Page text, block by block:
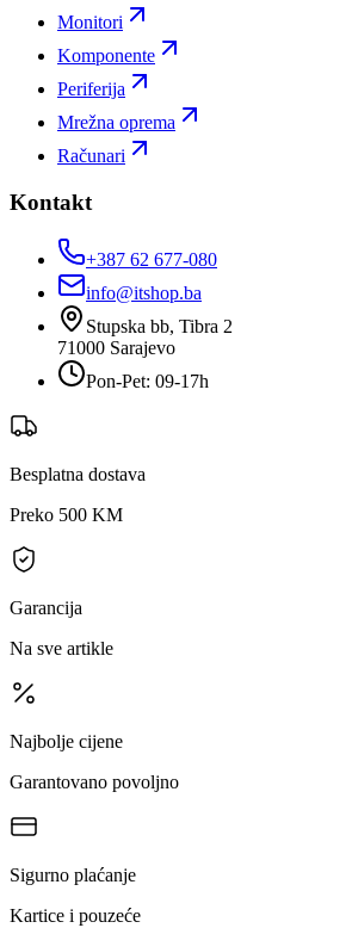
Monitori
Komponente
Periferija
Mrežna oprema
Računari
Kontakt
+387 62 677-080
info@itshop.ba
Stupska bb, Tibra 2
71000 Sarajevo
Pon-Pet: 09-17h
Besplatna dostava
Preko 500 KM
Garancija
Na sve artikle
Najbolje cijene
Garantovano povoljno
Sigurno plaćanje
Kartice i pouzeće